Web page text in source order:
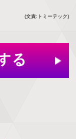
(文責:トミーテック)